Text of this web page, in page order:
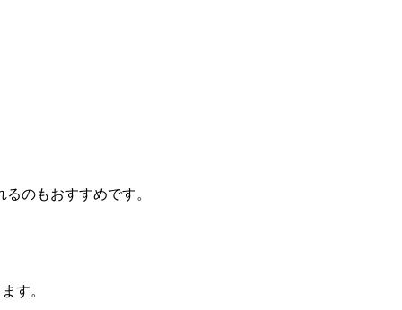
のもおすすめです。
す。